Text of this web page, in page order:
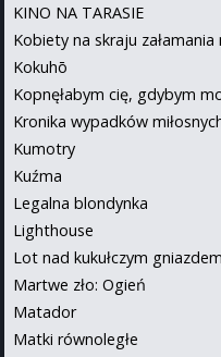
KINO NA TARASIE
Kobiety na skraju
Kokuhō
Kopnęłabym cię, gdybym
Kronika wypadków
Kumotry
Kuźma
Legalna blondynka
Lighthouse
Lot nad kukułczym gniazdem
Martwe zło: Ogień
Matador
Matki równoległe